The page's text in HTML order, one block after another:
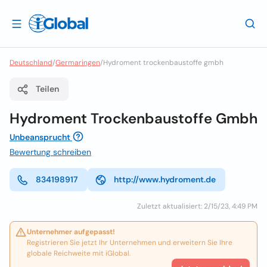
Deutschland/Germaringen/Hydroment trockenbaustoffe gmbh
Teilen
Hydroment Trockenbaustoffe Gmbh
Unbeansprucht
Bewertung schreiben
834198917 http://www.hydroment.de
Zuletzt aktualisiert: 2/15/23, 4:49 PM
Unternehmer aufgepasst!
Registrieren Sie jetzt Ihr Unternehmen und erweitern Sie Ihre
globale Reichweite mit iGlobal.